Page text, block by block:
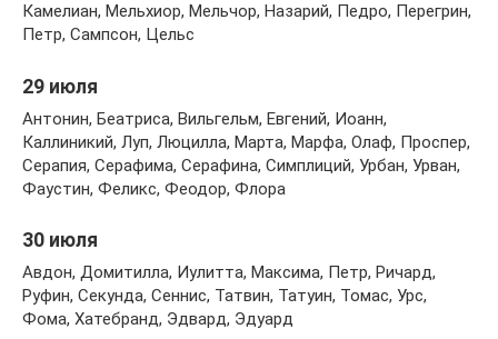
Камелиан, Мельхиор, Мельчор, Назарий, Педро, Перегрин,
Петр, Сампсон, Цельс
29 июля
Антонин, Беатриса, Вильгельм, Евгений, Иоанн,
Каллиникий, Луп, Люцилла, Марта, Марфа, Олаф, Проспер,
Серапия, Серафима, Серафина, Симплиций, Урбан, Урван,
Фаустин, Феликс, Феодор, Флора
30 июля
Авдон, Домитилла, Иулитта, Максима, Петр, Ричард,
Руфин, Секунда, Сеннис, Татвин, Татуин, Томас, Урс,
Фома, Хатебранд, Эдвард, Эдуард